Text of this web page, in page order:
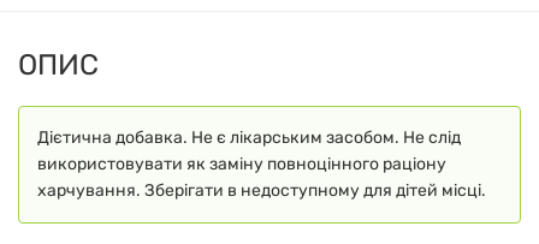
ОПИС
Дієтична добавка. Не є лікарським засобом. Не слід
використовувати як заміну повноцінного раціону
харчування. Зберігати в недоступному для дітей місці.